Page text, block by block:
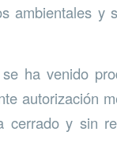
ambientales y
ha venido
autorización
cerrado y sin